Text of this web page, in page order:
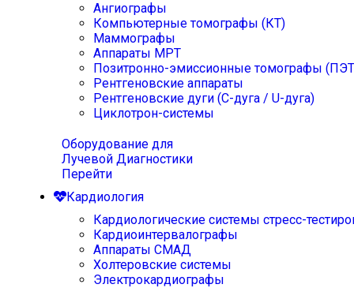
Ангиографы
Компьютерные томографы (КТ)
Маммографы
Аппараты МРТ
Позитронно-эмиссионные томографы
Рентгеновские аппараты
Рентгеновские дуги (С-дуга / U-дуга)
Циклотрон-системы
Оборудование для
Лучевой Диагностики
Перейти
Кардиология
Кардиологические системы стресс-
Кардиоинтервалографы
Аппараты СМАД
Холтеровские системы
Электрокардиографы